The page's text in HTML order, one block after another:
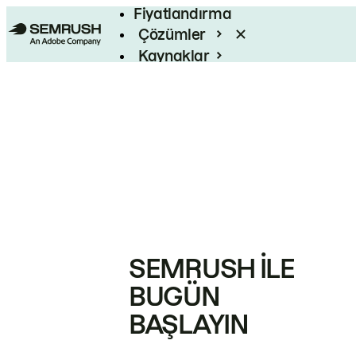
Fiyatlandırma
Çözümler
Kaynaklar
SEMRUSH ILE
BUGÜN
BAŞLAYIN